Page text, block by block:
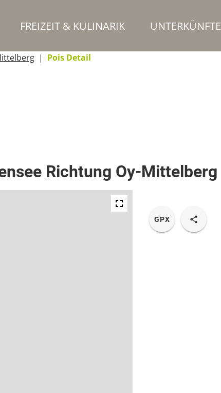
FREIZEIT & KULINARIK UNTERKÜNFTE
Pois Detail
Richtung Oy-Mittelberg
GPX